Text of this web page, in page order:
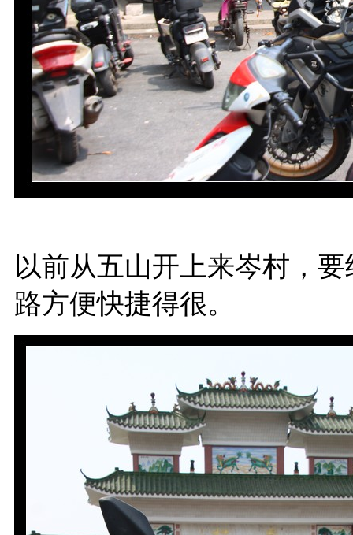
以前从五山开上来岑村，
路方便快捷得很。